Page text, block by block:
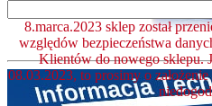
8.marca.2023 sklep został
względów bezpieczeństwa
Klientów do nowego sklepu.
08.03.2023, to prosimy o